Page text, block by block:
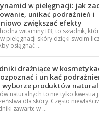
w pielęgnacji: jak
unikać podrażnień i
zwiększać efekty
witaminy B3, to składnik,
pielęgnacji skóry dzięki swoim
osiągnąć …
drażniące w
i unikać
wyborze produktów
naturalnych to nie tylko kwestia
dla skóry. Często
zawarte w …